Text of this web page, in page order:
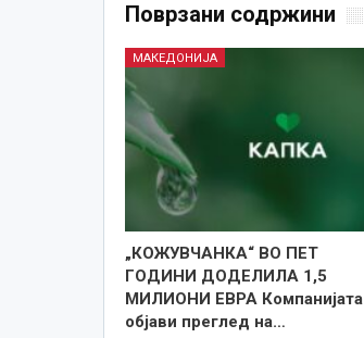
Поврзани содржини
МАКЕДОНИЈА
„КОЖУВЧАНКА“ ВО ПЕТ
ГОДИНИ ДОДЕЛИЛА 1,5
МИЛИОНИ ЕВРА Компанијата
објави преглед на…